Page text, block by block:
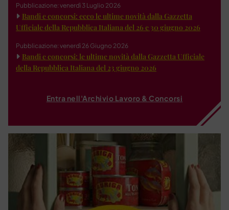
Pubblicazione: venerdì 3 Luglio 2026
Bandi e concorsi: ecco le ultime novità dalla Gazzetta
Ufficiale della Repubblica Italiana del 26 e 30 giugno 2026
Pubblicazione: venerdì 26 Giugno 2026
Bandi e concorsi: le ultime novità dalla Gazzetta Ufficiale
della Repubblica Italiana del 23 giugno 2026
Entra nell'Archivio Lavoro & Concorsi